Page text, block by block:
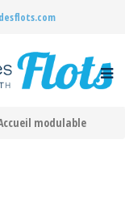
Accueil modulable